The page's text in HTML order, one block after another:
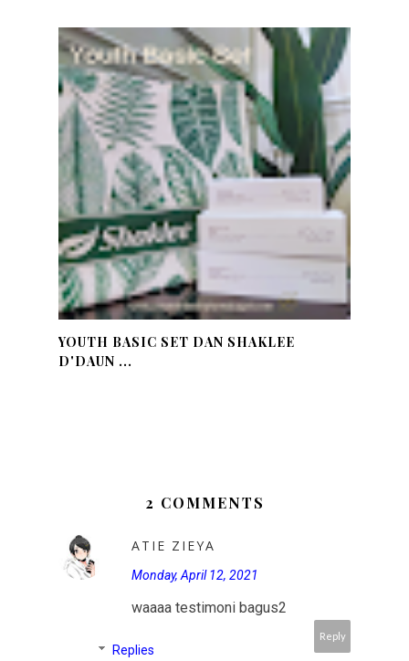
YOUTH BASIC SET DAN SHAKLEE
D'DAUN ...
2 COMMENTS
ATIE ZIEYA
Monday, April 12, 2021
waaaa testimoni bagus2
Reply
Replies